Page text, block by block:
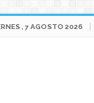
, 7 AGOSTO 2026